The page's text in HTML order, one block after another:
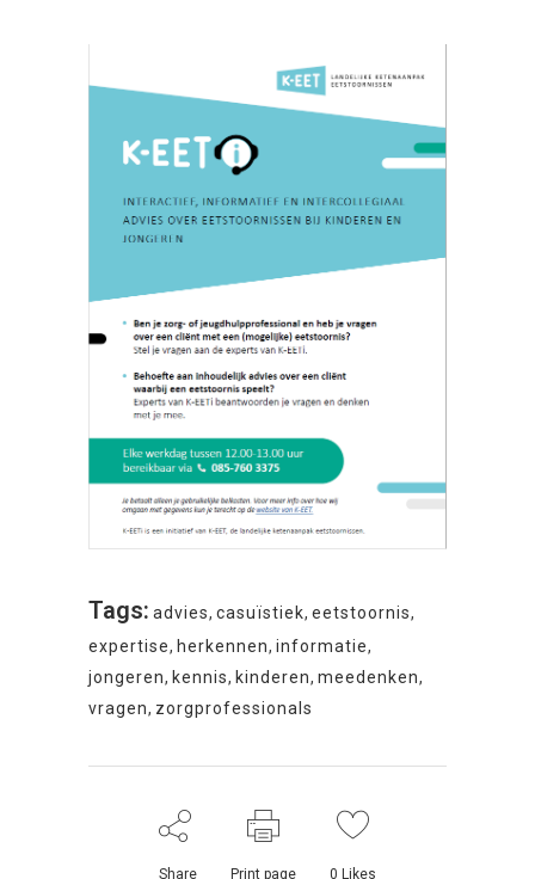
Tags: advies, casuïstiek, eetstoornis,
expertise, herkennen, informatie,
jongeren, kennis, kinderen, meedenken,
vragen, zorgprofessionals
Share Print page 0 Likes